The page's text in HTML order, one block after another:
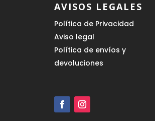
AVISOS LEGALES
Política de Privacidad
Aviso legal
Política de envíos y
devoluciones